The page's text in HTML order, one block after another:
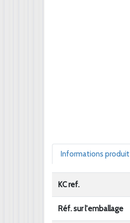
Informations produit
KC ref.
Réf. sur l'emballage